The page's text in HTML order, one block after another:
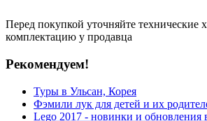
Перед покупкой уточняйте технические
комплектацию у продавца
Рекомендуем!
Туры в Ульсан, Корея
Фэмили лук для детей и их
Lego 2017 - новинки и обновления